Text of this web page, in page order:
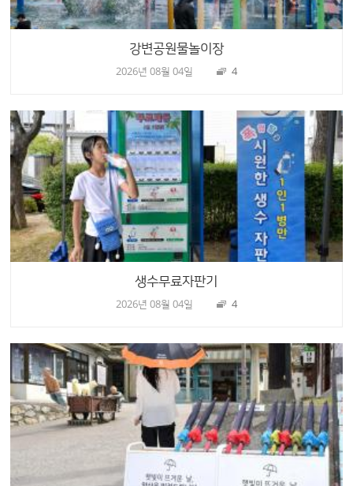
강변공원물놀이장
2026년 08월 04일 4
생수무료자판기
2026년 08월 04일 4